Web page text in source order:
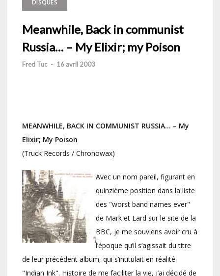
DISQUES
Meanwhile, Back in communist
Russia… – My Elixir; my Poison
Fred Tuc - 16 avril 2003
MEANWHILE, BACK IN COMMUNIST RUSSIA… – My
Elixir; My Poison
(Truck Records / Chronowax)
Avec un nom pareil, figurant en
quinzième position dans la liste
des "worst band names ever"
de Mark et Lard sur le site de la
BBC, je me souviens avoir cru à
l’époque qu’il s’agissait du titre
de leur précédent album, qui s’intitulait en réalité
"Indian Ink". Histoire de me faciliter la vie, j’ai décidé de